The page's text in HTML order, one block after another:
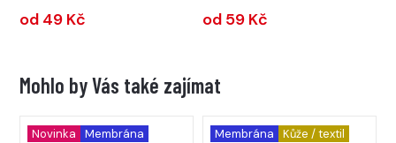
od 49 Kč od 59 Kč
Mohlo by Vás také zajímat
Novinka
Membrána
Membrána Kůže / textil